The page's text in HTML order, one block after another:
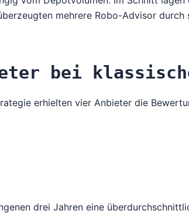
mehrere Robo-Advisor
bei
erhielten vier Anbieter die
drei Jahren eine